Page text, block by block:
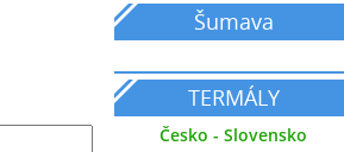
Šumava
TERMÁLY
Česko - Slovensko